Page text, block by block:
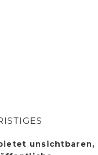
unsichtbaren,